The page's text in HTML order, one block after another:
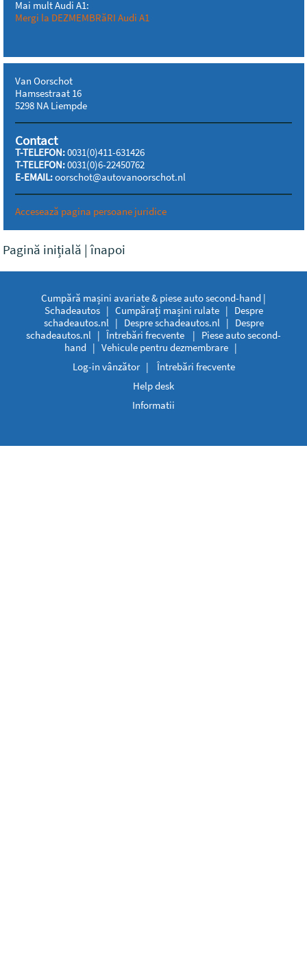
Mai mult Audi A1:
Mergi la DEZMEMBRăRI Audi A1
Van Oorschot
Hamsestraat 16
5298 NA Liempde
Contact
T-TELEFON:0031(0)411-631426
T-TELEFON:0031(0)6-22450762
E-EMAIL:oorschot@autovanoorschot.nl
Accesează pagina persoane juridice
Pagină inițială |înapoi
Cumpără mașini avariate & piese auto second-hand |
Schadeautos| Cumpărați mașini rulate| Despre
schadeautos.nl| Despre schadeautos.nl| Despre
schadeautos.nl | Întrebări frecvente | Piese auto second-
hand | Vehicule pentru dezmembrare|
Log-in vânzător| Întrebări frecvente
Help desk
Informatii